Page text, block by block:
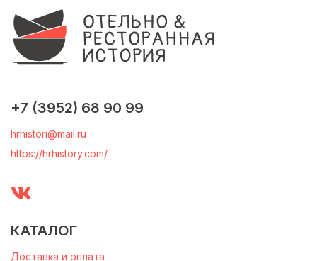
+7 (3952) 68 90 99
hrhistori@mail.ru
https://hrhistory.com/
КАТАЛОГ
Доставка и оплата